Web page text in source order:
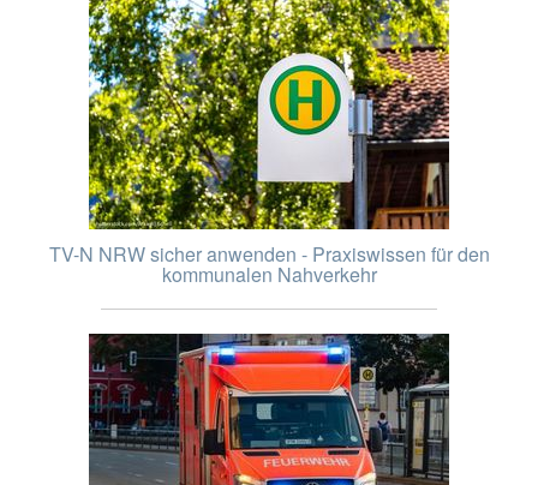
TV-N NRW sicher anwenden - Praxiswissen für den
kommunalen Nahverkehr